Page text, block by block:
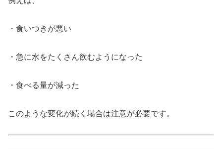
・食いつきが悪い
・急に水をたくさん飲むようになった
・食べる量が減った
このような変化が続く場合は注意が必要です。